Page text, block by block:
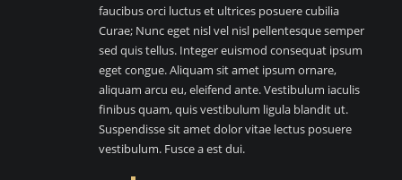
faucibus orci luctus et ultrices posuere cubilia
Curae; Nunc eget nisl vel nisl pellentesque semper
sed quis tellus. Integer euismod consequat ipsum
eget congue. Aliquam sit amet ipsum ornare,
aliquam arcu eu, eleifend ante. Vestibulum iaculis
finibus quam, quis vestibulum ligula blandit ut.
Suspendisse sit amet dolor vitae lectus posuere
vestibulum. Fusce a est dui.